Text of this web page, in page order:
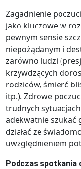
Zagadnienie
jako kluczowe w
pewnym sensie
niepożądanym i
zarówno ludzi
krzywdzących
rodziców, śmierć
itp.). Zdrowe
trudnych
adekwatnie szukać
działać ze
uwzględnieniem
Podczas spotkania